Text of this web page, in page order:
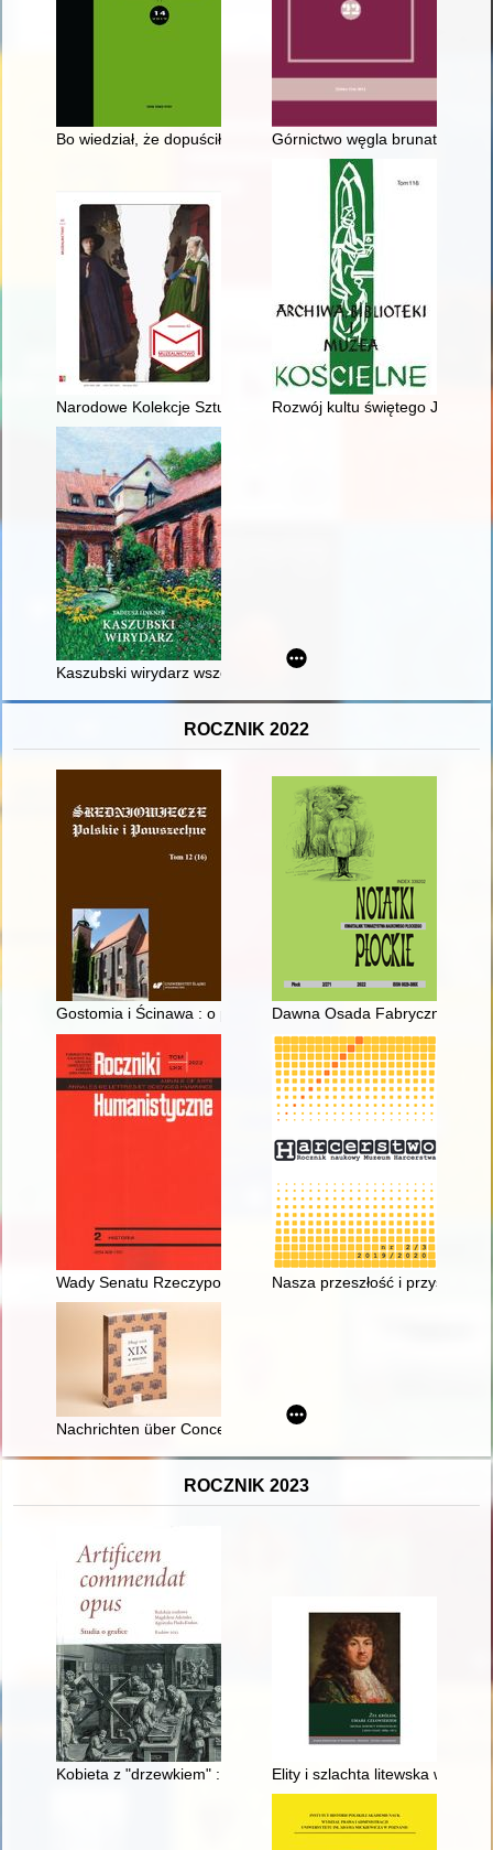
Bo wiedział, że dopuściłem się żartu" : o "Mężu i żonie"
Górnictwo węgla brunatnego
Narodowe Kolekcje Sztuki Współczesnej" - program Ministra
Rozwój kultu świętego Józefa
Kaszubski wirydarz wszelkich treści pełen
ROCZNIK 2022
Gostomia i Ścinawa : o pochodzeniu rodziny Bes
Dawna Osada Fabryczna
Wady Senatu Rzeczypospolitej w wykładni Antoniego
Nasza przeszłość i przyszłość
Nachrichten über Concerte in Breslau 1722-1836" Richarda
ROCZNIK 2023
Kobieta z "drzewkiem" : drzeworytniczki - ilustratorki
Elity i szlachta litewska wobec